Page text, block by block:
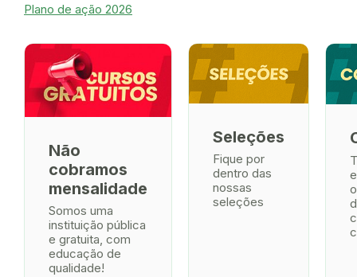
Plano de ação 2026
Não
cobramos
mensalidade
Somos uma
instituição pública
e gratuita, com
educação de
qualidade!
Seleções
Fique por
dentro das
nossas
seleções